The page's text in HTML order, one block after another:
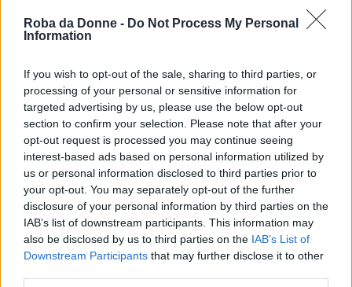
Roba da Donne - Do Not Process My Personal
Information
If you wish to opt-out of the sale, sharing to third parties, or
processing of your personal or sensitive information for
targeted advertising by us, please use the below opt-out
section to confirm your selection. Please note that after your
opt-out request is processed you may continue seeing
interest-based ads based on personal information utilized by
us or personal information disclosed to third parties prior to
your opt-out. You may separately opt-out of the further
disclosure of your personal information by third parties on the
IAB’s list of downstream participants. This information may
also be disclosed by us to third parties on the IAB’s List of
Downstream Participants that may further disclose it to other
Moleskine Peanuts agenda
giornaliera 2026